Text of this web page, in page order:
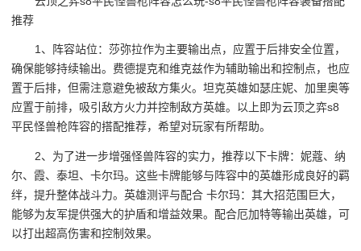
推荐
1、阵容站位：莎弥拉作为主要输出点，应置于后排安全位置，
确保能够持续输出。费德提克和维克兹作为辅助输出和控制点，也应
置于后排，但需注意避免被敌方集火。坦克英雄如瑟庄妮、加里奥等
应置于前排，吸引敌方火力并控制敌方英雄。以上即为云顶之弈s8
平民怪兽枪阵容的搭配推荐，希望对玩家有所帮助。
2、为了进一步增强怪兽阵容的实力，推荐以下卡牌：妮蔻、纳
尔、霞、泰坦、卡尔玛。这些卡牌能够与阵容中的英雄形成良好的羁
绊，提升整体战斗力。英雄测评与配合 卡尔玛：其大招范围巨大，
能够为友军提供强大的护盾和增益效果。配合厄加特等输出英雄，可
以打出超高伤害和控制效果。